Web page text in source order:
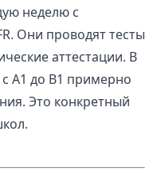
неделю с
Они проводят тесты
аттестации. В
A1 до B1 примерно
Это конкретный